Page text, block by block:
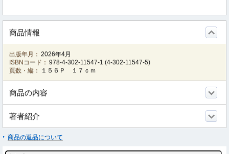
商品情報
出版年月： 2026年4月
ISBNコード： 978-4-302-11547-1 (4-302-11547-5)
頁数・縦：
１５６Ｐ １７ｃｍ
商品の内容
著者紹介
商品の返品について